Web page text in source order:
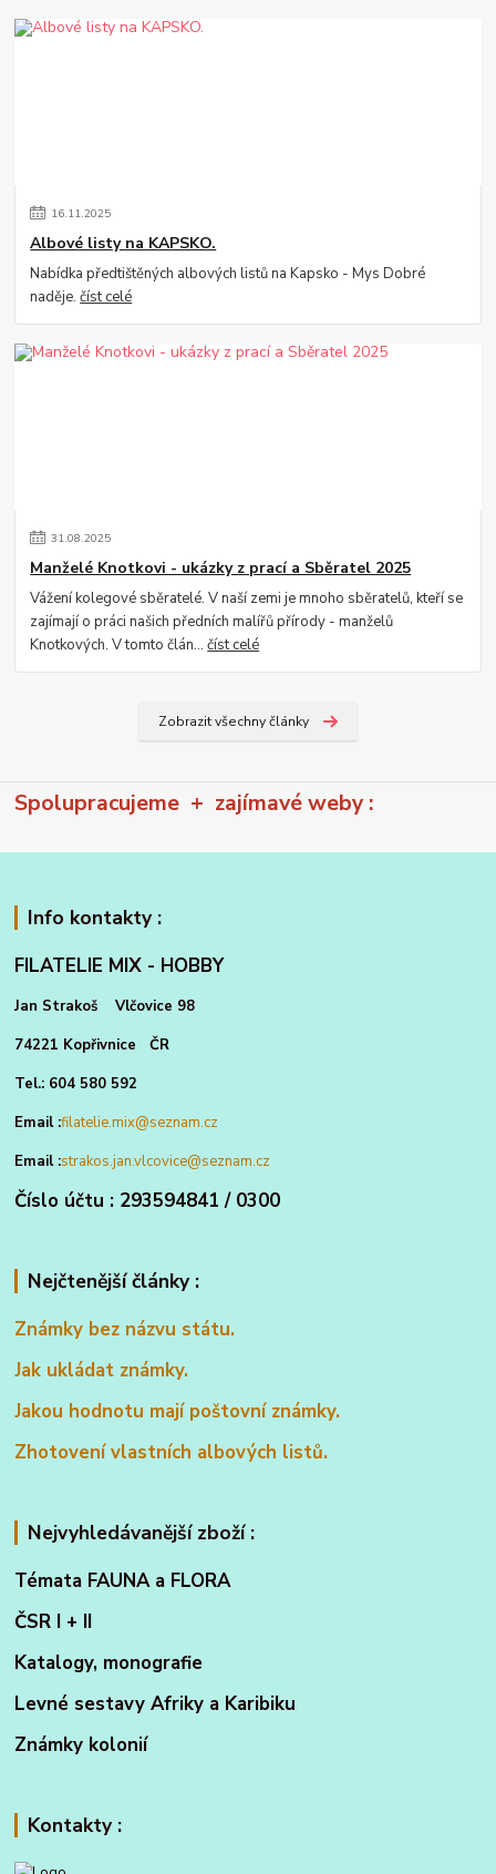
16.11.2025
Albové listy na KAPSKO.
Nabídka předtištěných albových listů na Kapsko - Mys Dobré
naděje.číst celé
31.08.2025
Manželé Knotkovi - ukázky z prací a Sběratel 2025
Vážení kolegové sběratelé. V naší zemi je mnoho sběratelů, kteří se
zajímají o práci našich předních malířů přírody - manželů
Knotkových. V tomto člán...číst celé
Zobrazit všechny články
Spolupracujeme + zajímavé weby :
Info kontakty :
FILATELIE MIX - HOBBY
Jan Strakoš Vlčovice 98
74221 Kopřivnice ČR
Tel.: 604 580 592
Email :filatelie.mix@seznam.cz
Email :strakos.jan.vlcovice@seznam.cz
Číslo účtu : 293594841 / 0300
Nejčtenější články :
Známky bez názvu státu.
Jak ukládat známky.
Jakou hodnotu mají poštovní známky.
Zhotovení vlastních albových listů.
Nejvyhledávanější zboží :
Témata FAUNA a FLORA
ČSR I + II
Katalogy, monografie
Levné sestavy Afriky a Karibiku
Známky kolonií
Kontakty :